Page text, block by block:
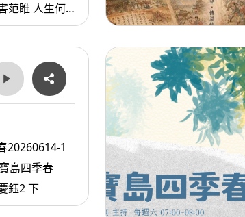
范睢 人生何
20260614-1
鈺2 下